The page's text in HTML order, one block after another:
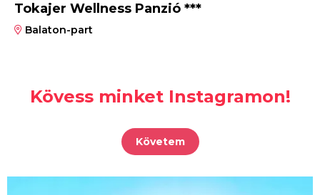
Tokajer Wellness Panzió ***
Balaton-part
Kövess minket Instagramon!
Követem